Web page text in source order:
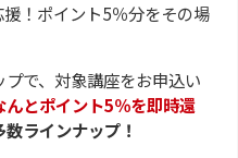
！ポイント5％分をその場
で、対象講座をお申込い
んとポイント5％を即時還
ラインナップ！